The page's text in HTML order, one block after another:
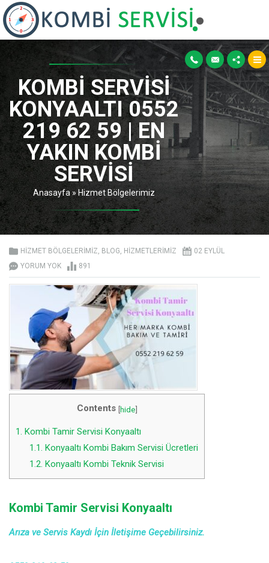
KOMBI SERVISI
KONYAALTI 0552
219 62 59 | EN
YAKIN KOMBI
SERVISI
Anasayfa » Hizmet Bölgelerimiz
HIZMET BÖLGELERIMIZ, BLOG, HIZMETLERIMIZ
02 EYLÜL
YORUM YOK
891
Contents [hide]
1. Kombi Tamir Servisi Konyaaltı
1.1. Konyaaltı Kombi Bakım Servisi Ücretleri
1.2. Konyaaltı Kombi Teknik Servisi
Kombi Tamir Servisi Konyaaltı
Arıza ve Servis Kaydı İçin İletişime Geçebilirsiniz.